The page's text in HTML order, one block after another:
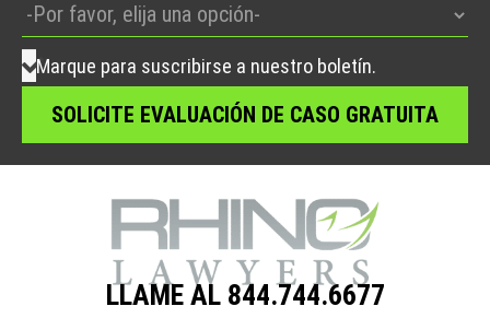
Marque para suscribirse a nuestro boletín.
LLAME AL 844.744.6677